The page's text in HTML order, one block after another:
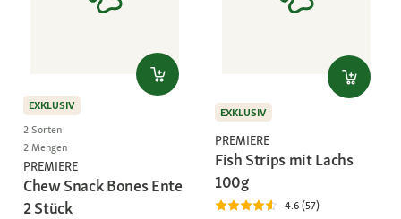
EXKLUSIV
2 Sorten
2 Mengen
PREMIERE
Chew Snack Bones Ente
2 Stück
EXKLUSIV
PREMIERE
Fish Strips mit Lachs
100g
4.6 (57)